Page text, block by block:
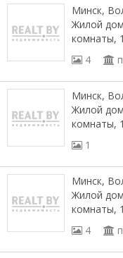
Минск,
Жилой
комнаты,
4
Минск,
Жилой
комнаты,
1
Минск,
Жилой
комнаты,
4